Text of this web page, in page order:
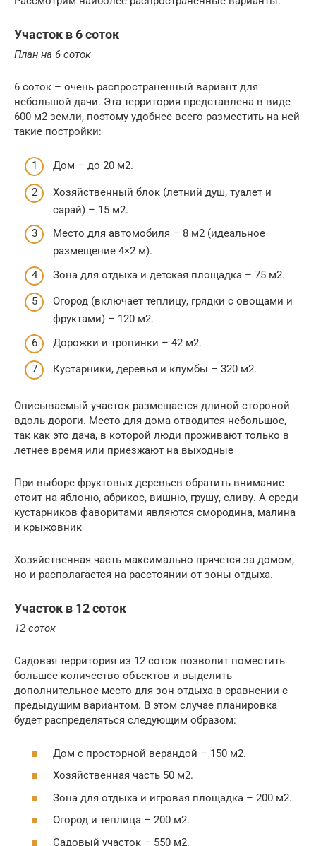
Участок в 6 соток
План на 6 соток
6 соток – очень распространенный вариант для
небольшой дачи. Эта территория представлена в виде
600 м2 земли, поэтому удобнее всего разместить на ней
такие постройки:
Дом – до 20 м2.
Хозяйственный блок (летний душ, туалет и
сарай) – 15 м2.
Место для автомобиля – 8 м2 (идеальное
размещение 4×2 м).
Зона для отдыха и детская площадка – 75 м2.
Огород (включает теплицу, грядки с овощами и
фруктами) – 120 м2.
Дорожки и тропинки – 42 м2.
Кустарники, деревья и клумбы – 320 м2.
Описываемый участок размещается длиной стороной
вдоль дороги. Место для дома отводится небольшое,
так как это дача, в которой люди проживают только в
летнее время или приезжают на выходные
При выборе фруктовых деревьев обратить внимание
стоит на яблоню, абрикос, вишню, грушу, сливу. А среди
кустарников фаворитами являются смородина, малина
и крыжовник
Хозяйственная часть максимально прячется за домом,
но и располагается на расстоянии от зоны отдыха.
Участок в 12 соток
12 соток
Садовая территория из 12 соток позволит поместить
большее количество объектов и выделить
дополнительное место для зон отдыха в сравнении с
предыдущим вариантом. В этом случае планировка
будет распределяться следующим образом:
Дом с просторной верандой – 150 м2.
Хозяйственная часть 50 м2.
Зона для отдыха и игровая площадка – 200 м2.
Огород и теплица – 200 м2.
Садовый участок – 550 м2.